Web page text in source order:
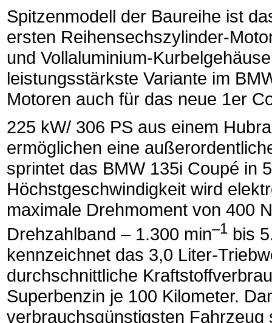
Spitzenmodell der Baureihe ist
ersten Reihensechszylinder-
und Vollaluminium-
leistungsstärkste Variante im
Motoren auch für das neue 1er
225 kW/ 306 PS aus einem
ermöglichen eine
sprintet das BMW 135i Coupé in
Höchstgeschwindigkeit wird
maximale Drehmoment von 400
Drehzahlband – 1.300 min–1 bis
kennzeichnet das 3,0 Liter-
durchschnittliche
Superbenzin je 100 Kilometer.
verbrauchsgünstigsten